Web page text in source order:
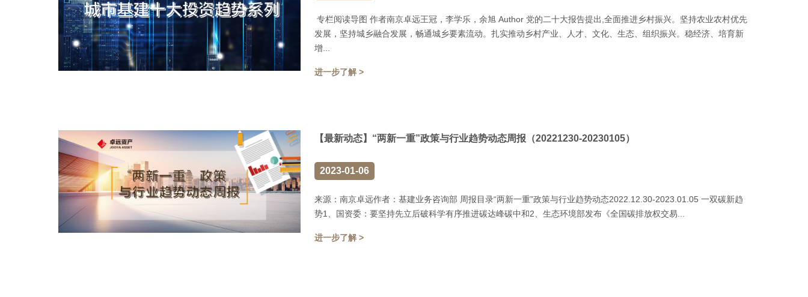
专栏阅读导图 作者南京卓远王冠，李学乐，余旭 Author 党的二十大报告提出,全面推进乡村振兴。坚持农业农村优先
发展，坚持城乡融合发展，畅通城乡要素流动。扎实推动乡村产业、人才、文化、生态、组织振兴。稳经济、培育新
增...
进一步了解 >
【最新动态】“两新一重”政策与行业趋势动态周报（20221230-20230105）
2023-01-06
来源：南京卓远作者：基建业务咨询部 周报目录“两新一重”政策与行业趋势动态2022.12.30-2023.01.05 一双碳新趋
势1、国资委：要坚持先立后破科学有序推进碳达峰碳中和2、生态环境部发布《全国碳排放权交易...
进一步了解 >